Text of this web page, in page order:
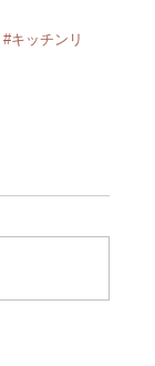
#キッチンリ